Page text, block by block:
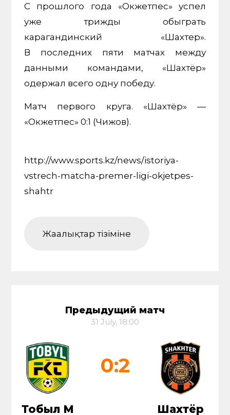
С прошлого года «Окжетпес» успел
уже трижды обыграть
карагандинский «Шахтер».
В последних пяти матчах между
данными командами, «Шахтёр»
одержал всего одну победу.
Матч первого круга. «Шахтёр» —
«Окжетпес» 0:1 (Чижов).
http://www.sports.kz/news/istoriya-
vstrech-matcha-premer-ligi-okjetpes-
shahtr
Жаңалықтар тізіміне
Предыдущий матч
31 July, 18:00
Тобыл М
0:2
Шахтёр